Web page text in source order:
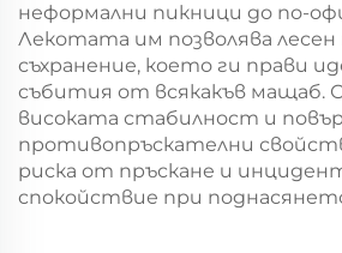
неформални пикници до по-
Лекотата им позволява
съхранение, което ги прави
събития от всякакъв мащаб.
високата стабилност и
противопръскателни
риска от пръскане и
спокойствие при